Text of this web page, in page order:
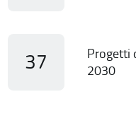
37
Progetti
2030